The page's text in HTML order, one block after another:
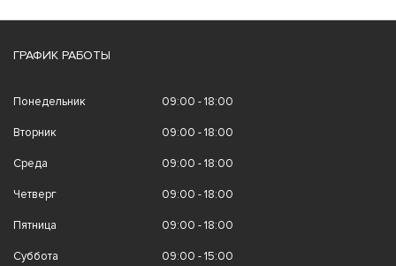
ГРАФИК РАБОТЫ
Понедельник 09:00 - 18:00
Вторник 09:00 - 18:00
Среда 09:00 - 18:00
Четверг 09:00 - 18:00
Пятница 09:00 - 18:00
Суббота 09:00 - 15:00